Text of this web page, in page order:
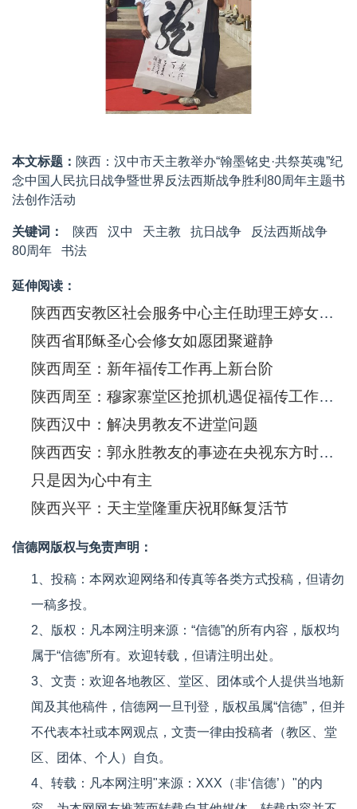
本文标题： 陕西：汉中市天主教举办“翰墨铭史·共祭英魂”纪
念中国人民抗日战争暨世界反法西斯战争胜利80周年主题书
法创作活动
关键词： 陕西 汉中 天主教 抗日战争
反法西斯战争
80周年
书法
延伸阅读：
陕西西安教区社会服务中心主任助理王婷女士发表演讲
陕西省耶稣圣心会修女如愿团聚避静
陕西周至：新年福传工作再上新台阶
陕西周至：穆家寨堂区抢抓机遇促福传工作蓬勃开展
陕西汉中：解决男教友不进堂问题
陕西西安：郭永胜教友的事迹在央视东方时空播出
只是因为心中有主
陕西兴平：天主堂隆重庆祝耶稣复活节
信德网版权与免责声明：
1、投稿：本网欢迎网络和传真等各类方式投稿，但请勿
一稿多投。
2、版权：凡本网注明来源：“信德”的所有内容，版权均
属于“信德”所有。欢迎转载，但请注明出处。
3、文责：欢迎各地教区、堂区、团体或个人提供当地新
闻及其他稿件，信德网一旦刊登，版权虽属“信德”，但并
不代表本社或本网观点，文责一律由投稿者（教区、堂
区、团体、个人）自负。
4、转载：凡本网注明"来源：XXX（非‘信德’）"的内